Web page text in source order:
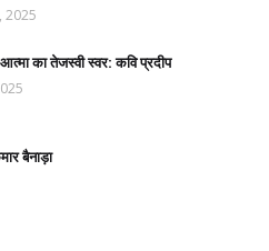
2025
का तेजस्वी स्वर: कवि प्रदीप
बैनाड़ा